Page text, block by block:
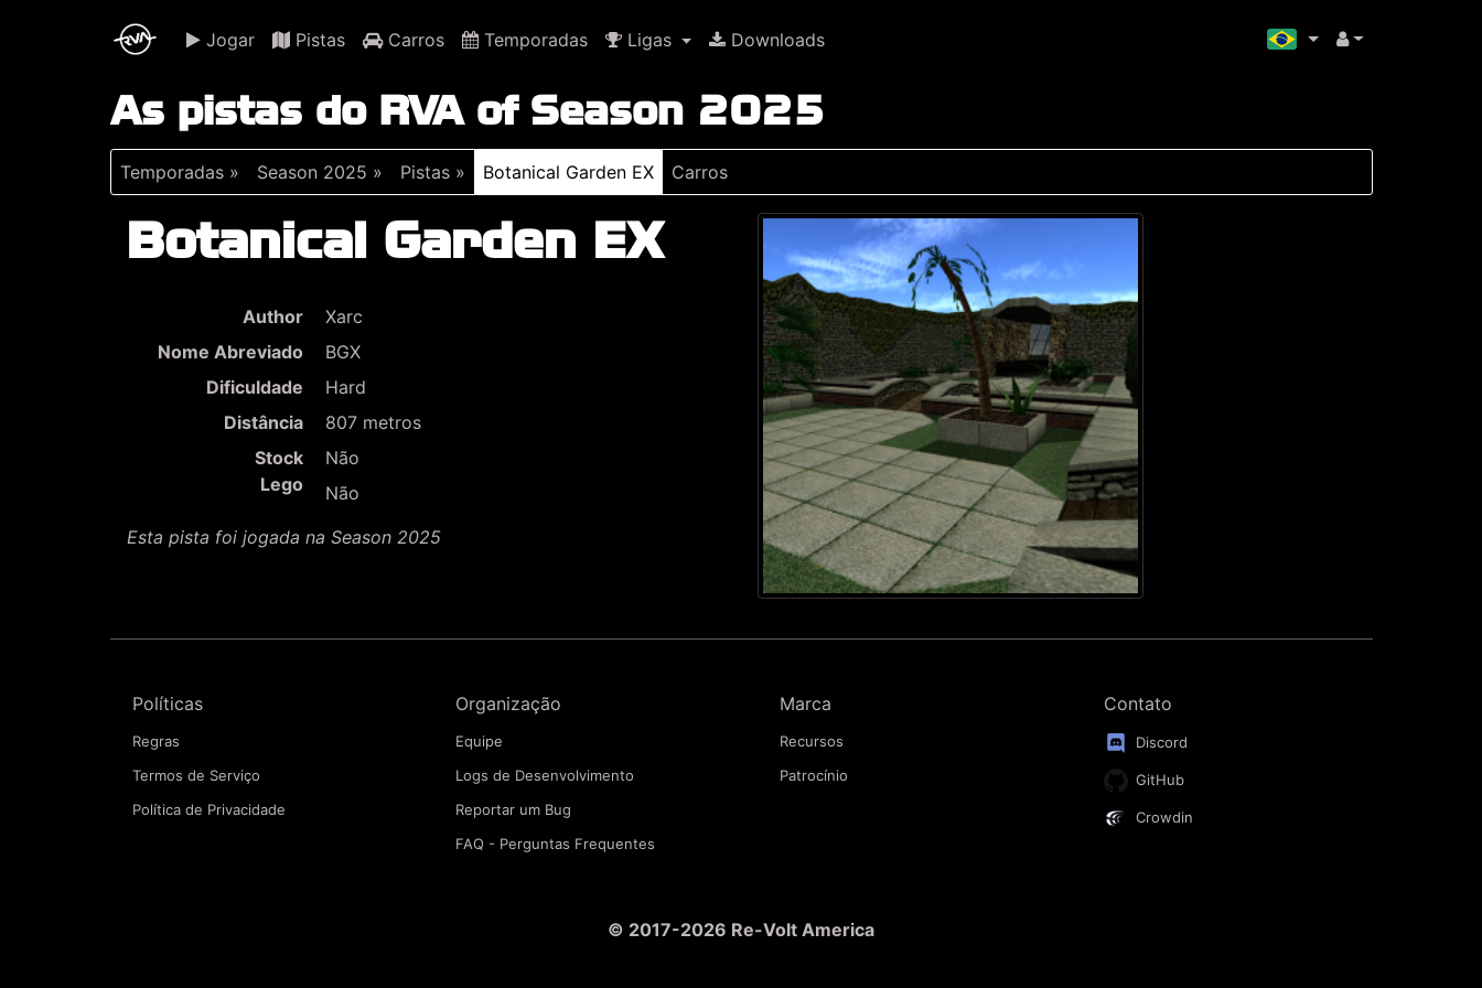
Jogar Pistas Carros Temporadas Ligas Downloads
As pistas do RVA of Season 2025
Temporadas » Season 2025 » Pistas » Botanical Garden EX Carros
Botanical Garden EX
Author
Xarc
Nome Abreviado
BGX
Dificuldade
Hard
Distância
807 metros
Stock
Lego
Não
Não
Esta pista foi jogada na Season 2025
Políticas
Regras
Termos de Serviço
Política de Privacidade
Organização
Equipe
Logs de Desenvolvimento
Reportar um Bug
FAQ - Perguntas Frequentes
Marca
Recursos
Patrocínio
Contato
Discord
GitHub
Crowdin
© 2017-2026 Re-Volt America